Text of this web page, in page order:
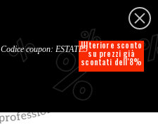
Español
%
%
% Ulteriore sconto
su prezzi già
scontati dell'8%
Codice coupon: ESTATE5